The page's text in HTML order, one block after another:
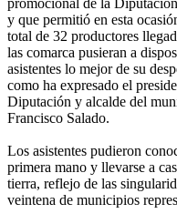
promocional de la
y que permitió en esta
total de 32 productores
las comarca pusieran a
asistentes lo mejor de su
como ha expresado el
Diputación y alcalde del
Francisco Salado.
Los asistentes pudieron
primera mano y llevarse a
tierra, reflejo de las
veintena de municipios